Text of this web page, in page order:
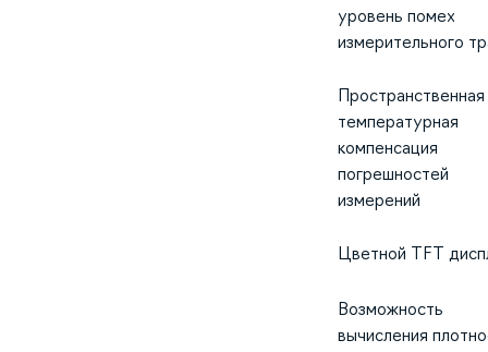
уровень помех
измерительного
Пространственная
температурная
компенсация
погрешностей
измерений
Цветной TFT
Возможность
вычисления